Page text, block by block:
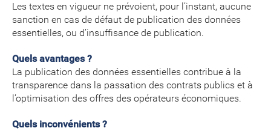
Les textes en vigueur ne prévoient, pour l’instant, aucune
sanction en cas de défaut de publication des données
essentielles, ou d’insuffisance de publication.
Quels avantages ?
La publication des données essentielles contribue à la
transparence dans la passation des contrats publics et à
l’optimisation des offres des opérateurs économiques.
Quels inconvénients ?